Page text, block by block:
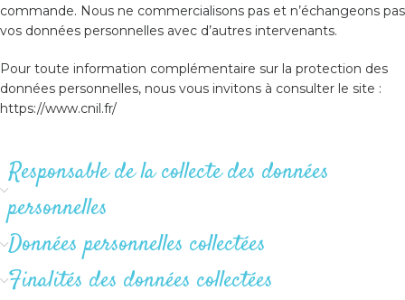
commande. Nous ne commercialisons pas et n’échangeons pas
vos données personnelles avec d’autres intervenants.
Pour toute information complémentaire sur la protection des
données personnelles, nous vous invitons à consulter le site :
https://www.cnil.fr/
Responsable de la collecte des données
personnelles
Données personnelles collectées
Finalités des données collectées